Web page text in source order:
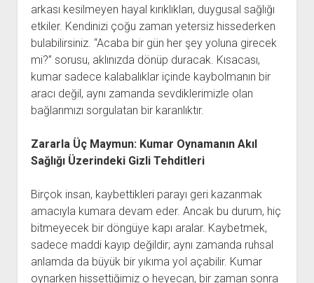
arkası kesilmeyen hayal kırıklıkları, duygusal sağlığı
etkiler. Kendinizi çoğu zaman yetersiz hissederken
bulabilirsiniz. “Acaba bir gün her şey yoluna girecek
mi?” sorusu, aklınızda dönüp duracak. Kısacası,
kumar sadece kalabalıklar içinde kaybolmanın bir
aracı değil, aynı zamanda sevdiklerimizle olan
bağlarımızı sorgulatan bir karanlıktır.
Zararla Üç Maymun: Kumar Oynamanın Akıl
Sağlığı Üzerindeki Gizli Tehditleri
Birçok insan, kaybettikleri parayı geri kazanmak
amacıyla kumara devam eder. Ancak bu durum, hiç
bitmeyecek bir döngüye kapı aralar. Kaybetmek,
sadece maddi kayıp değildir; aynı zamanda ruhsal
anlamda da büyük bir yıkıma yol açabilir. Kumar
oynarken hissettiğimiz o heyecan, bir zaman sonra